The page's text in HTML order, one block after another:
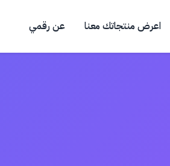
اعرض منتجاتك معنا عن رقمي